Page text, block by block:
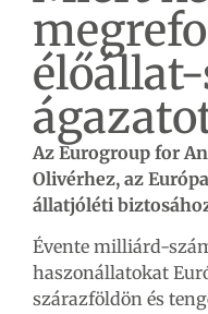
Az Eurogroup for
Olivérhez, az
állatjóléti
Évente milliárd-
haszonállatokat
szárazföldön és